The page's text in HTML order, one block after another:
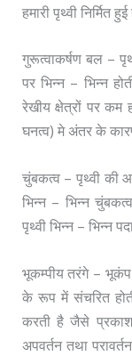
हमारी पृथ्वी निर्मित
गुरूत्वाकर्षण बल –
पर भिन्न – भिन्न
रेखीय क्षेत्रों पर कम
घनत्व) मे अंतर के
चुंबकत्व – पृथ्वी की
भिन्न – भिन्न
पृथ्वी भिन्न – भिन्न
भूकम्पीय तरंगे – भूकंप
के रूप में संचरित
करती है जैसे
अपवर्तन तथा